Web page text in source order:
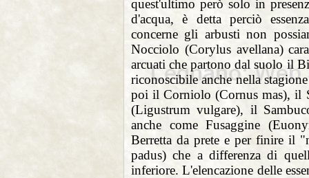
quest'ultimo però solo in
d'acqua, è detta perciò
concerne gli arbusti non
Nocciolo (Corylus avellana)
arcuati che partono dal suolo il
riconoscibile anche nella
poi il Corniolo (Cornus mas), il
(Ligustrum vulgare), il
anche come Fusaggine
Berretta da prete e per finire il
padus) che a differenza di
inferiore. L'elencazione delle